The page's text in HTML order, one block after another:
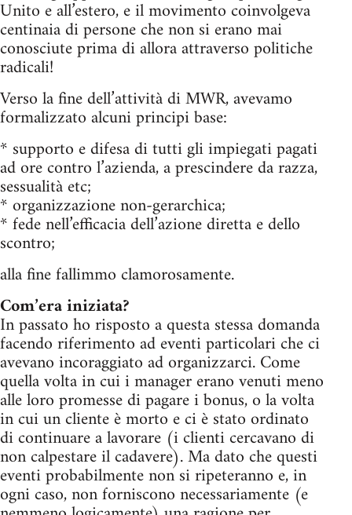
Unito e all’estero, e il movimento coinvolgeva
centinaia di persone che non si erano mai
conosciute prima di allora attraverso politiche
radicali!
Verso la fine dell’attività di MWR, avevamo
formalizzato alcuni principi base:
* supporto e difesa di tutti gli impiegati pagati
ad ore contro l’azienda, a prescindere da razza,
sessualità etc;
* organizzazione non-gerarchica;
* fede nell’efficacia dell’azione diretta e dello
scontro;
alla fine fallimmo clamorosamente.
Com’era iniziata?
In passato ho risposto a questa stessa domanda
facendo riferimento ad eventi particolari che ci
avevano incoraggiato ad organizzarci. Come
quella volta in cui i manager erano venuti meno
alle loro promesse di pagare i bonus, o la volta
in cui un cliente è morto e ci è stato ordinato
di continuare a lavorare (i clienti cercavano di
non calpestare il cadavere). Ma dato che questi
eventi probabilmente non si ripeteranno e, in
ogni caso, non forniscono necessariamente (e